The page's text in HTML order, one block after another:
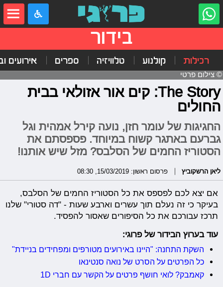
בידור
רכילות קולנוע טלוויזיה ספרים אירועים
© צילום פרטי
The Story: קים אור אזולאי בבית
החולים
החגיגות של עומר חזן, נועה קירל אמהית וגל
גברעם באתגר קשוח במיוחד. פספסתם את
הסטוריז החמים של הסלבס? מזל שיש אותנו!
ליאן הרשקוביץ פרסום ראשון: 15/03/2019, 08:30
אם יצא לכם לפספס את כל הסטוריז החמים של הסלבס,
בעיקר כי זה נעלם תוך עשרים וארבע שעות - "דה סטורי" שלנו
תרכז עבורכם את כל הסיפורים שאסור להפסיד.
עוד בערוץ הבידור של פרוגי:
השקת התחנה: "היינו באירועים מטורפים ומפחידים בניידת"
כל הפרטים על הסרט של נואה סנטינאו
קאמבק? לואי חושף פרטים על הקשר עם חברי 1D